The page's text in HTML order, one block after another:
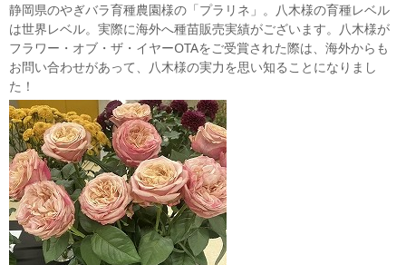
静岡県のやぎバラ育種農園様の「プラリネ」。八木様の育種レベル
は世界レベル。実際に海外へ種苗販売実績がございます。八木様が
フラワー・オブ・ザ・イヤーOTAをご受賞された際は、海外からも
お問い合わせがあって、八木様の実力を思い知ることになりまし
た！